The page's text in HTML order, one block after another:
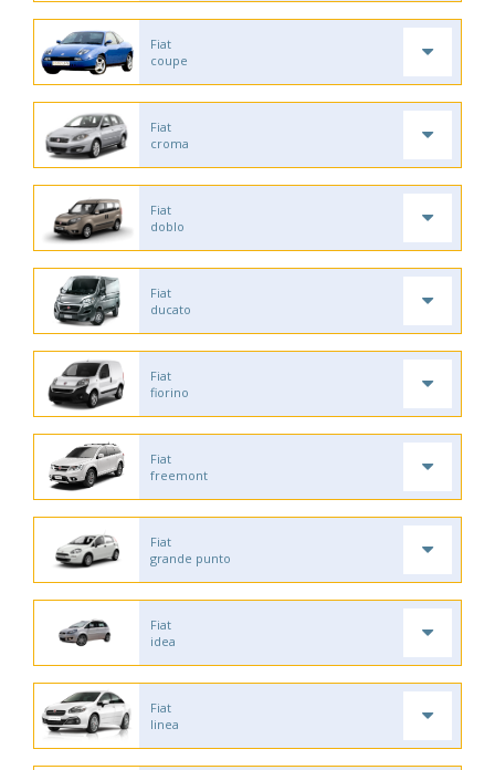
Fiat
coupe
Fiat
croma
Fiat
doblo
Fiat
ducato
Fiat
fiorino
Fiat
freemont
Fiat
grande punto
Fiat
idea
Fiat
linea